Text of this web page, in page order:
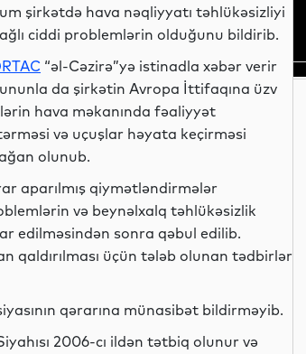
şirkətdə hava nəqliyyatı təhlükəsizliyi
ciddi problemlərin olduğunu bildirib.
“əl-Cəzirə”yə istinadla xəbər verir
da şirkətin Avropa İttifaqına üzv
hava məkanında fəaliyyət
və uçuşlar həyata keçirməsi
olunub.
aparılmış qiymətləndirmələr
və beynəlxalq təhlükəsizlik
edilməsindən sonra qəbul edilib.
qaldırılması üçün tələb olunan tədbirlər
qərarına münasibət bildirməyib.
2006-cı ildən tətbiq olunur və